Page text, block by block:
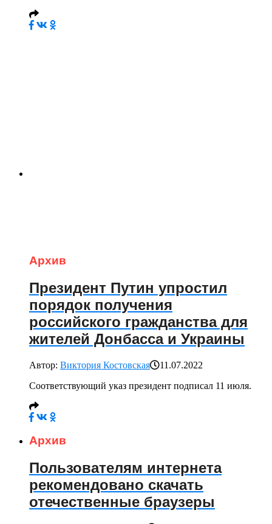
Архив
Президент Путин упростил
порядок получения
российского гражданства для
жителей Донбасса и Украины
Автор: Виктория Костовская
11.07.2022
Соответствующий указ президент подписал 11 июля.
Архив
Пользователям интернета
рекомендовано скачать
отечественные браузеры